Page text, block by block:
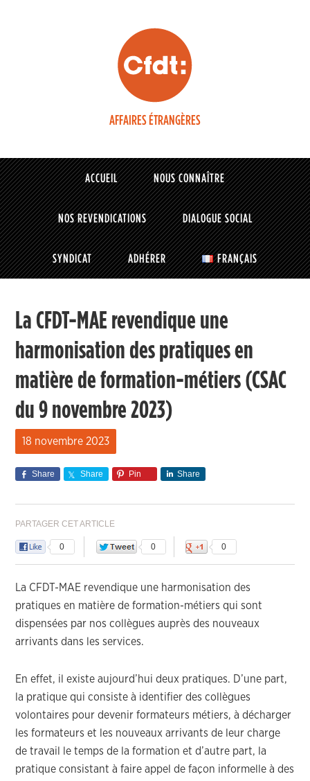
AFFAIRES ÉTRANGÈRES
ACCUEIL NOUS CONNAÎTRE
NOS REVENDICATIONS DIALOGUE SOCIAL
SYNDICAT ADHÉRER FRANÇAIS
La CFDT-MAE revendique une
harmonisation des pratiques en
matière de formation-métiers (CSAC
du 9 novembre 2023)
18 novembre 2023
Share Share Pin Share
PARTAGER CET ARTICLE
0 0 0
La CFDT-MAE revendique une harmonisation des
pratiques en matière de formation-métiers qui sont
dispensées par nos collègues auprès des nouveaux
arrivants dans les services.
En effet, il existe aujourd’hui deux pratiques. D’une part,
la pratique qui consiste à identifier des collègues
volontaires pour devenir formateurs métiers, à décharger
les formateurs et les nouveaux arrivants de leur charge
de travail le temps de la formation et d’autre part, la
pratique consistant à faire appel de façon informelle à des